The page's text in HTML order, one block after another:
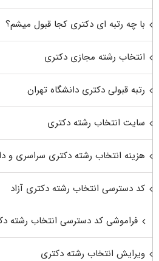
با چه رتبه ای دکتری کجا قبول میشم؟
انتخاب رشته مجازی دکتری
رتبه قبولی دکتری دانشگاه تهران
سایت انتخاب رشته دکتری
هزینه انتخاب رشته دکتری سراسری و
کد دسترسی انتخاب رشته دکتری آزاد
فراموشی کد دسترسی انتخاب رشته
ویرایش انتخاب رشته دکتری